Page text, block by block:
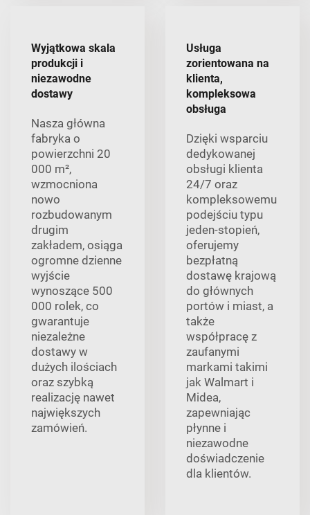
Wyjątkowa skala
produkcji i
niezawodne
dostawy
Nasza główna
fabryka o
powierzchni 20
000 m²,
wzmocniona
nowo
rozbudowanym
drugim
zakładem, osiąga
ogromne dzienne
wyjście
wynoszące 500
000 rolek, co
gwarantuje
niezależne
dostawy w
dużych ilościach
oraz szybką
realizację nawet
największych
zamówień.
Usługa
zorientowana na
klienta,
kompleksowa
obsługa
Dzięki wsparciu
dedykowanej
obsługi klienta
24/7 oraz
kompleksowemu
podejściu typu
jeden-stopień,
oferujemy
bezpłatną
dostawę krajową
do głównych
portów i miast, a
także
współpracę z
zaufanymi
markami takimi
jak Walmart i
Midea,
zapewniając
płynne i
niezawodne
doświadczenie
dla klientów.